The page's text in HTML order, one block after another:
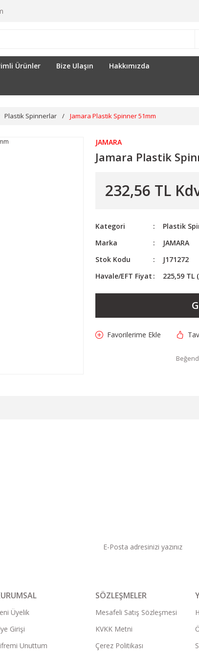
Ürünler Bize Ulaşın Hakkımızda
Plastik Spinnerlar Jamara Plastik Spinner 51mm
JAMARA
Jamara Plastik
232,56 TL
Kategori
Plastik
Marka
JAMARA
Stok Kodu
J171272
Havale/EFT Fiyat
225,59 TL
Üyelik
Girişi
Unuttum
SÖZLEŞMELER
Mesafeli Satış Sözleşmesi
KVKK Metni
Çerez Politikası